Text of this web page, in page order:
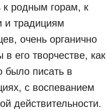
родным горам, к
и традициям
очень органично
в его творчестве, как
было писать в
с воспеванием
действительности.